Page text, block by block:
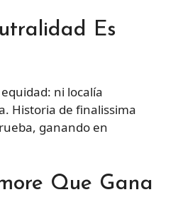
Es
ni localía
Historia de finalissima
ganando en
Que Gana